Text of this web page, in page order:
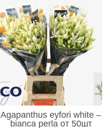
Agapanthus eyfori white –
bianca perla от 50шт